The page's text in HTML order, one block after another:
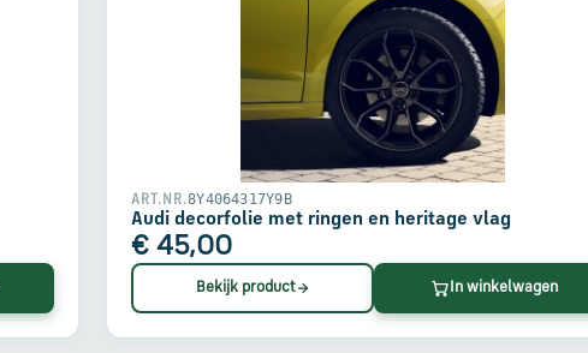
ART.NR.8Y4064317Y9B
Audi decorfolie met ringen en heritage vlag
€ 45,00
Bekijk product In winkelwagen